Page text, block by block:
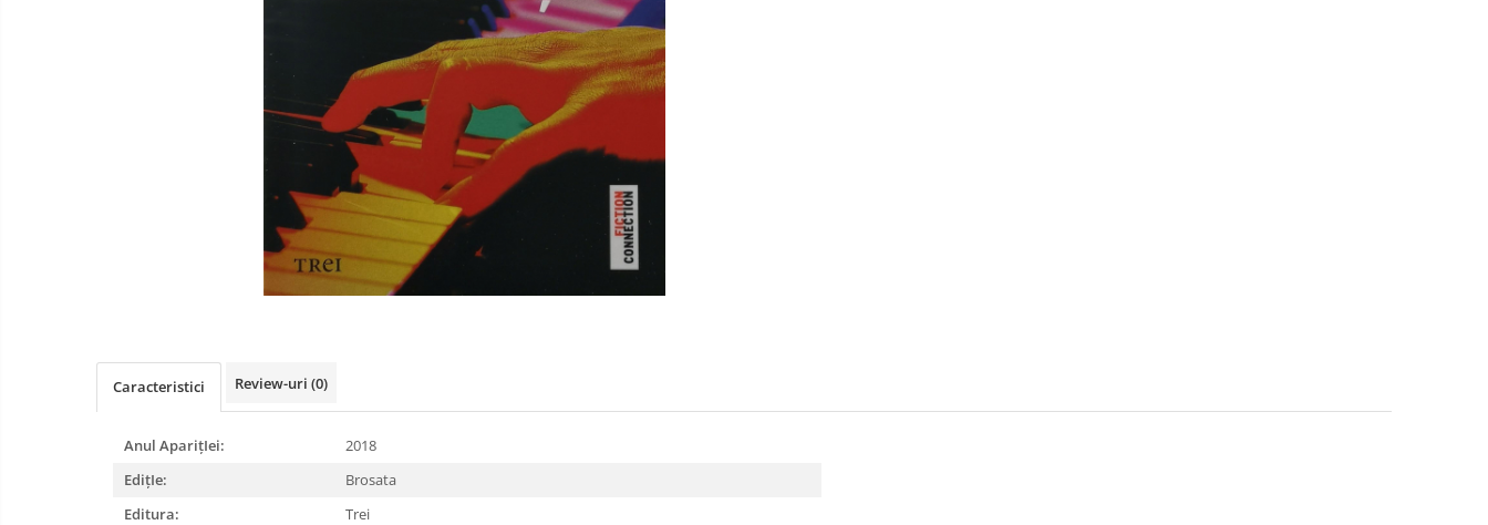
Caracteristici Review-uri (0)
Anul AparițIei:
2018
EdițIe:
Brosata
Editura:
Trei